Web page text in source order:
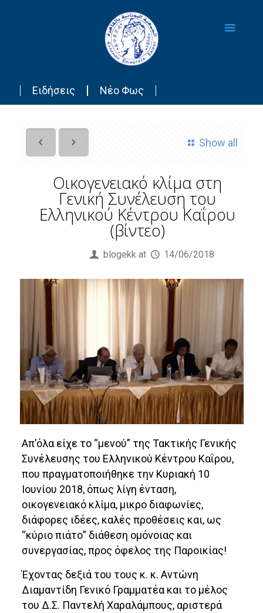
Ειδήσεις Νέο Φως
Show all
Οικογενειακό κλίμα στη
Γενική Συνέλευση του
Ελληνικού Κέντρου Καΐρου
(βίντεο)
blogekk at 14/06/2018
Απ’όλα είχε το “μενού” της Τακτικής Γενικής
Συνέλευσης του Ελληνικού Κέντρου Καΐρου,
που πραγματοποιήθηκε την Κυριακή 10
Ιουνίου 2018, όπως λίγη ένταση,
οικογενειακό κλίμα, μικρο διαφωνίες,
διάφορες ιδέες, καλές προθέσεις και, ως
“κύριο πιάτο” διάθεση ομόνοιας και
συνεργασίας, προς όφελος της Παροικίας!
Έχοντας δεξιά του τους κ. κ. Αντώνη
Διαμαντίδη Γενικό Γραμματέα και το μέλος
του Δ.Σ. Παντελή Χαραλάμπους, αριστερά